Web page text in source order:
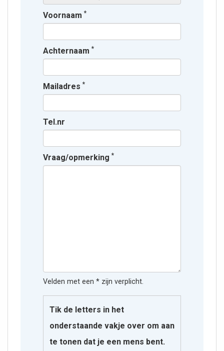
Voornaam *
Achternaam *
Mailadres *
Tel.nr
Vraag/opmerking *
Velden met een * zijn verplicht.
Tik de letters in het
onderstaande vakje over om aan
te tonen dat je een mens bent.